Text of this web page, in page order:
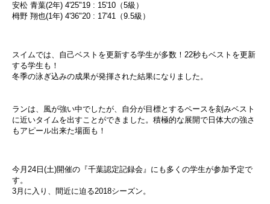
安松 青葉(2年) 4'25"19 : 15'10（5級）
栂野 翔也(1年) 4'36"20 : 17'41（9.5級）
スイムでは、自己ベストを更新する学生が多数！22秒もベストを更新
する学生も！
冬季の泳ぎ込みの成果が発揮された結果になりました。
ランは、風が強い中でしたが、自分が目標とするペースを刻みベスト
に近いタイムを出すことができました。積極的な展開で日体大の強さ
もアピール出来た場面も！
今月24日(土)開催の『千葉認定記録会』にも多くの学生が参加予定で
す。
3月に入り、間近に迫る2018シーズン。